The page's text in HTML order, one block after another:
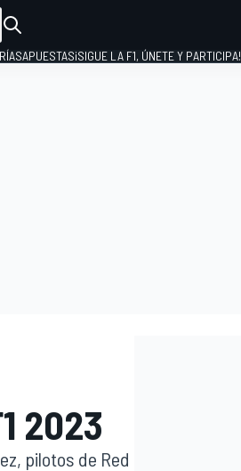
APUESTAS¡SIGUE LA F1, ÚNETE Y PARTICIPA!
2023
pilotos de Red